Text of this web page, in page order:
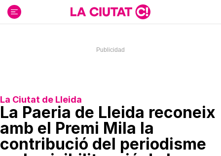
contenido
La Ciutat de Lleida
La Paeria de Lleida reconeix
amb el Premi Mila la
contribució del periodisme